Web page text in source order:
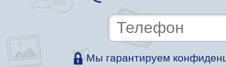
Мы гарантируем